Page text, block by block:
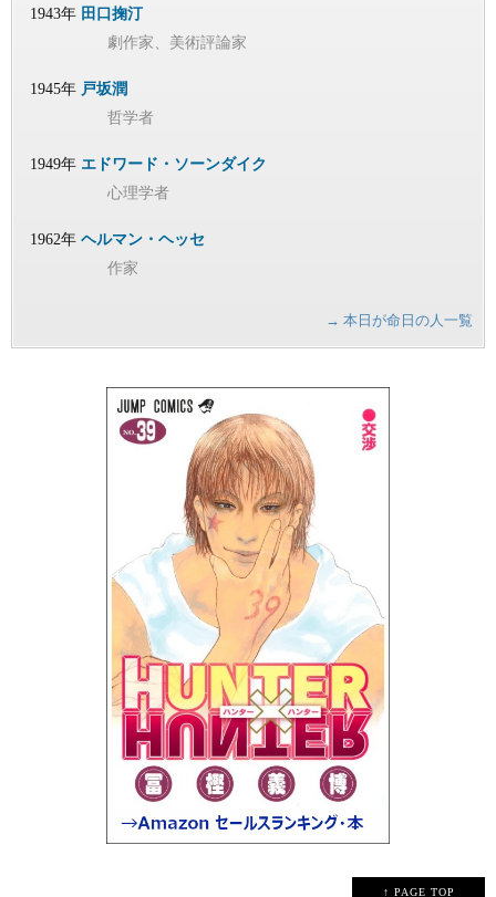
1943年 田口掬汀
劇作家、美術評論家
1945年 戸坂潤
哲学者
1949年 エドワード・ソーンダイク
心理学者
1962年 ヘルマン・ヘッセ
作家
→ 本日が命日の人一覧
↑ PAGE TOP